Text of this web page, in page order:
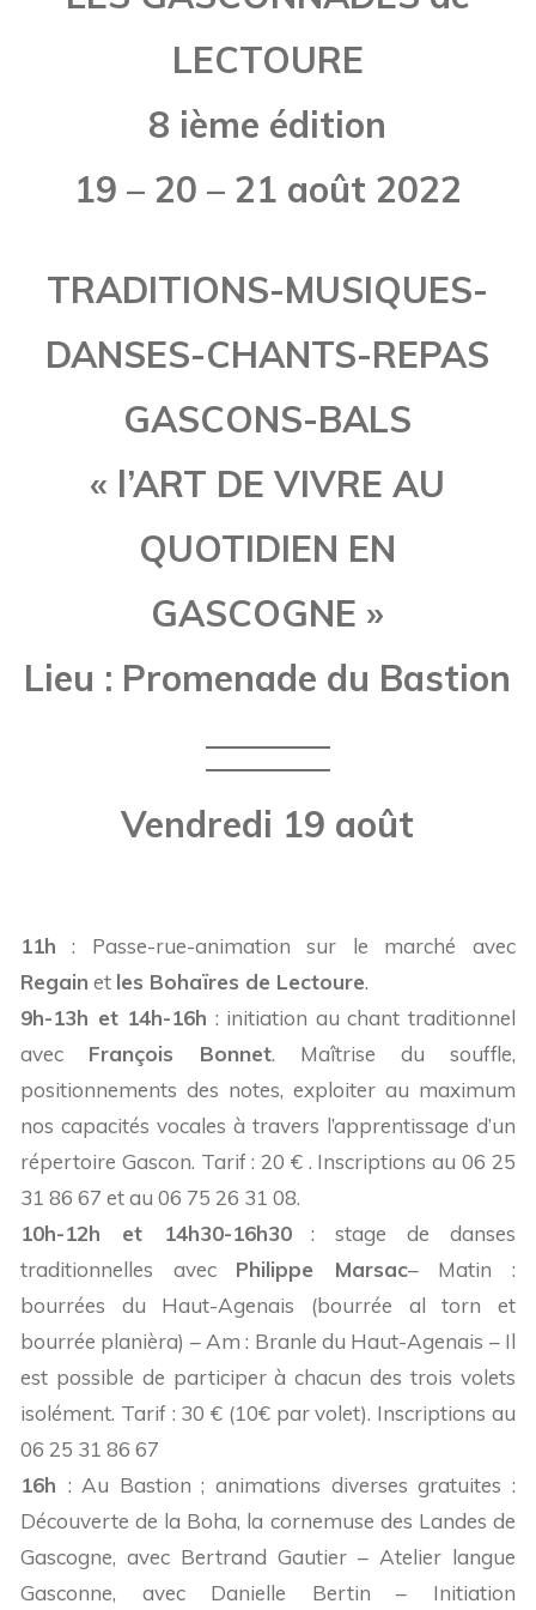
LECTOURE
8 ième édition
19 – 20 – 21 août 2022
TRADITIONS-MUSIQUES-
DANSES-CHANTS-REPAS
GASCONS-BALS
« l’ART DE VIVRE AU
QUOTIDIEN EN
GASCOGNE »
Lieu : Promenade du Bastion
Vendredi 19 août
11h : Passe-rue-animation sur le marché avec
Regain et les Bohaïres de Lectoure.
9h-13h et 14h-16h : initiation au chant traditionnel
avec François Bonnet. Maîtrise du souffle,
positionnements des notes, exploiter au maximum
nos capacités vocales à travers l’apprentissage d’un
répertoire Gascon. Tarif : 20 € . Inscriptions au 06 25
31 86 67 et au 06 75 26 31 08.
10h-12h et 14h30-16h30: stage de danses
traditionnelles avec Philippe Marsac– Matin :
bourrées du Haut-Agenais (bourrée al torn et
bourrée planièra) – Am : Branle du Haut-Agenais – Il
est possible de participer à chacun des trois volets
isolément. Tarif : 30 € (10€ par volet). Inscriptions au
06 25 31 86 67
16h : Au Bastion ; animations diverses gratuites :
Découverte de la Boha, la cornemuse des Landes de
Gascogne, avec Bertrand Gautier – Atelier langue
Gasconne, avec Danielle Bertin – Initiation